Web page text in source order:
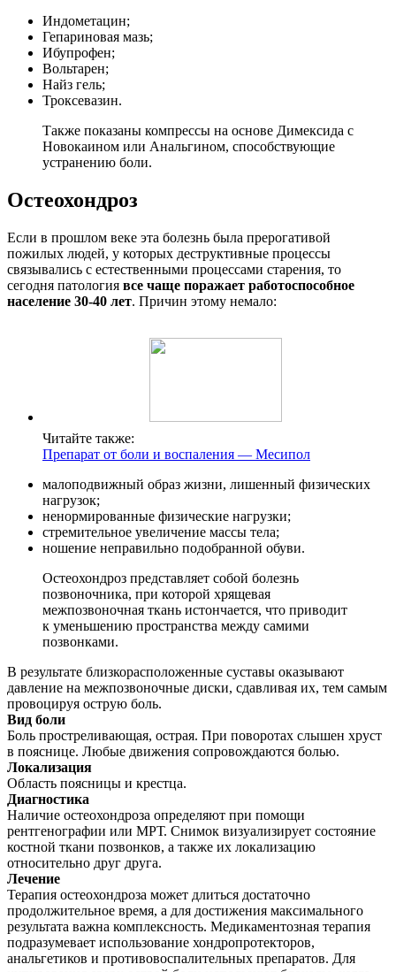
Индометацин;
Гепариновая мазь;
Ибупрофен;
Вольтарен;
Найз гель;
Троксевазин.
Также показаны компрессы на основе Димексида с
Новокаином или Анальгином, способствующие
устранению боли.
Остеохондроз
Если в прошлом веке эта болезнь была прерогативой
пожилых людей, у которых деструктивные процессы
связывались с естественными процессами старения, то
сегодня патология все чаще поражает работоспособное
население 30-40 лет. Причин этому немало:
Читайте также:
Препарат от боли и воспаления — Месипол
малоподвижный образ жизни, лишенный физических
нагрузок;
ненормированные физические нагрузки;
стремительное увеличение массы тела;
ношение неправильно подобранной обуви.
Остеохондроз представляет собой болезнь
позвоночника, при которой хрящевая
межпозвоночная ткань истончается, что приводит
к уменьшению пространства между самими
позвонками.
В результате близкорасположенные суставы оказывают
давление на межпозвоночные диски, сдавливая их, тем самым
провоцируя острую боль.
Вид боли
Боль простреливающая, острая. При поворотах слышен хруст
в пояснице. Любые движения сопровождаются болью.
Локализация
Область поясницы и крестца.
Диагностика
Наличие остеохондроза определяют при помощи
рентгенографии или МРТ. Снимок визуализирует состояние
костной ткани позвонков, а также их локализацию
относительно друг друга.
Лечение
Терапия остеохондроза может длиться достаточно
продолжительное время, а для достижения максимального
результата важна комплексность. Медикаментозная терапия
подразумевает использование хондропротекторов,
анальгетиков и противовоспалительных препаратов. Для